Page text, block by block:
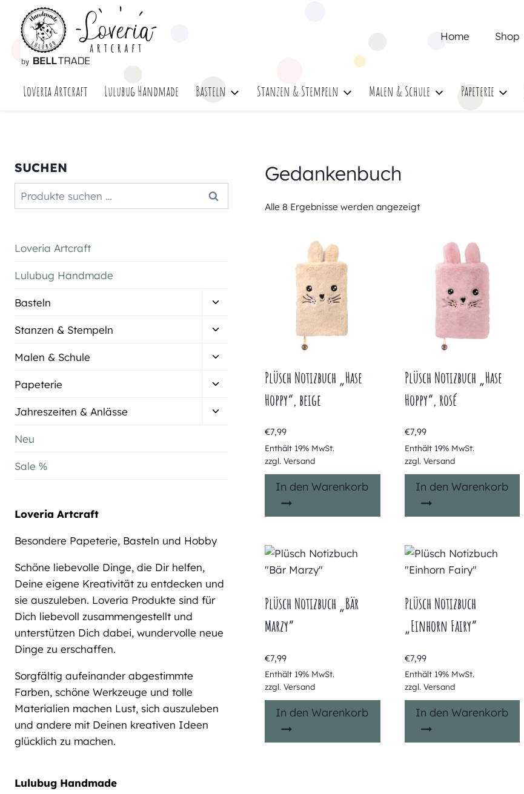
Inhalt
springen
Home Shop
Loveria Artcraft Lulubug Handmade Basteln Stanzen & Stempeln Malen & Schule Papeterie
Gedankenbuch
Alle 8 Ergebnisse werden angezeigt
Plüsch Notizbuch „Hase
Hoppy“, beige
€7,99
Enthält 19% MwSt.
zzgl. Versand
In den Warenkorb
Plüsch Notizbuch „Hase
Hoppy“, rosé
€7,99
Enthält 19% MwSt.
zzgl. Versand
In den Warenkorb
Plüsch Notizbuch „Bär
Marzy“
€7,99
Enthält 19% MwSt.
zzgl. Versand
In den Warenkorb
Plüsch Notizbuch
„Einhorn Fairy“
€7,99
Enthält 19% MwSt.
zzgl. Versand
In den Warenkorb
SUCHEN
Suchen
nach:
Suchen
Loveria Artcraft
Lulubug Handmade
Basteln
Untermenü
Stanzen & Stempeln
Untermenü
Malen & Schule
Untermenü
umschalten
Papeterie
Untermenü
umschalten
Jahreszeiten & Anlässe
Untermenü
Neu
Sale %
Loveria Artcraft
Besondere Papeterie, Basteln und Hobby
Schöne liebevolle Dinge, die Dir helfen,
Deine eigene Kreativität zu entdecken und
sie auszuleben. Loveria Produkte sind für
Dich liebevoll zusammengestellt und
unterstützen Dich dabei, wundervolle neue
Dinge zu erschaffen.
Sorgfältig aufeinander abgestimmte
Farben, schöne Werkzeuge und tolle
Materialien machen Lust, sich auszuleben
und andere mit Deinen kreativen Ideen
glücklich zu machen.
Lulubug Handmade